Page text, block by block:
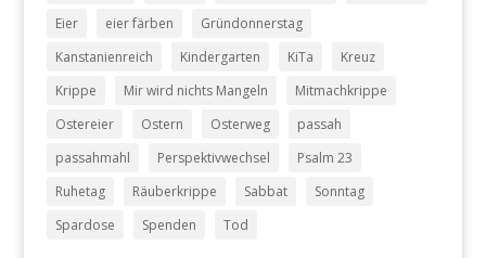
Eier
eier färben
Gründonnerstag
Kanstanienreich
Kindergarten KiTa
Kreuz
Krippe
Mir wird nichts Mangeln
Mitmachkrippe
Ostereier
Ostern Osterweg
passah
passahmahl
Perspektivwechsel
Psalm 23
Ruhetag
Räuberkrippe Sabbat
Sonntag
Spardose
Spenden Tod